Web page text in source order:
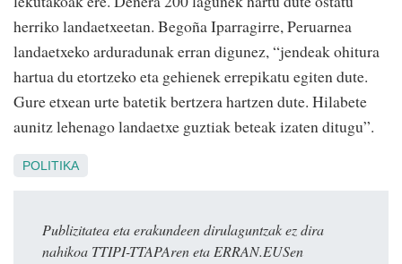
herriko landaetxeetan. Begoña Iparragirre, Peruarnea
landaetxeko arduradunak erran digunez, “jendeak ohitura
hartua du etortzeko eta gehienek errepikatu egiten dute.
Gure etxean urte batetik bertzera hartzen dute. Hilabete
aunitz lehenago landaetxe guztiak beteak izaten ditugu”.
POLITIKA
Publizitatea eta erakundeen dirulaguntzak ez dira
nahikoa TTIPI-TTAPAren eta ERRAN.EUSen